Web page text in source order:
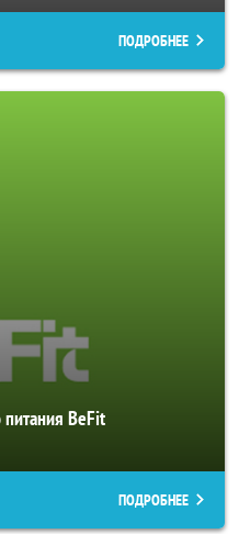
ПОДРОБНЕЕ
питания BeFit
ПОДРОБНЕЕ